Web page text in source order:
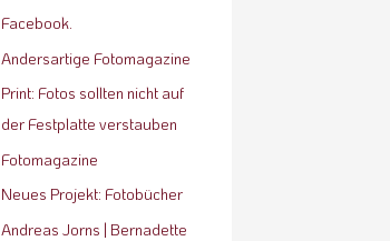
Facebook.
Andersartige Fotomagazine
Print: Fotos sollten nicht auf
der Festplatte verstauben
Fotomagazine
Neues Projekt: Fotobücher
Andreas Jorns | Bernadette